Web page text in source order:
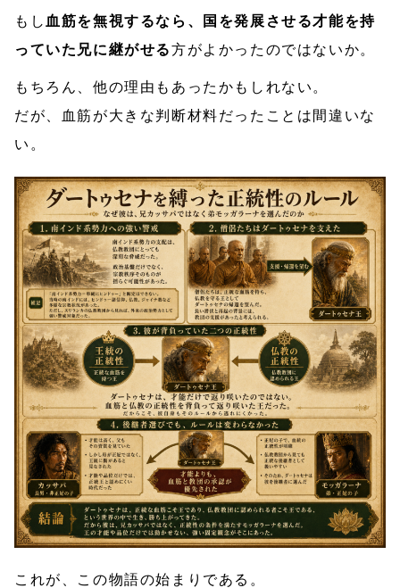
もし 血筋を無視するなら、国を発展させる才能を持
っていた兄に継がせる方がよかったのではないか。
もちろん、他の理由もあったかもしれない。
だが、血筋が大きな判断材料だったことは間違いな
い。
これが、この物語の始まりである。